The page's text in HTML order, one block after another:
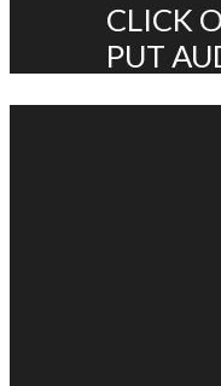
CLICK
PUT